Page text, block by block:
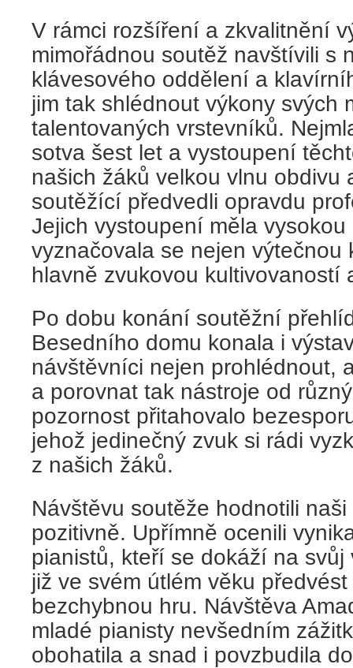
V rámci rozšíření a zkvalitnění
mimořádnou soutěž navštívili s
klávesového oddělení a
jim tak shlédnout výkony svých
talentovaných vrstevníků.
sotva šest let a vystoupení
našich žáků velkou vlnu obdivu
soutěžící předvedli opravdu
Jejich vystoupení měla
vyznačovala se nejen výtečnou
hlavně zvukovou kultivovaností
Po dobu konání soutěžní
Besedního domu konala i
návštěvníci nejen prohlédnout,
a porovnat tak nástroje od
pozornost přitahovalo
jehož jedinečný zvuk si rádi
z našich žáků.
Návštěvu soutěže hodnotili
pozitivně. Upřímně ocenili
pianistů, kteří se dokáží na
již ve svém útlém věku
bezchybnou hru. Návštěva
mladé pianisty nevšedním
obohatila a snad i povzbudila